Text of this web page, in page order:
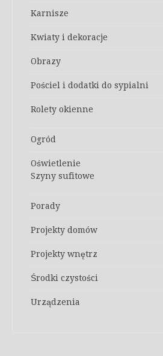
Karnisze
Kwiaty i dekoracje
Obrazy
Pościel i dodatki do sypialni
Rolety okienne
Ogród
Oświetlenie
Szyny sufitowe
Porady
Projekty domów
Projekty wnętrz
Środki czystości
Urządzenia